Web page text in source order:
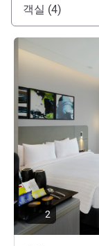
leisure.
Welcoming,
very heart of
points in great
hygiene &
standard on
Amit GERA 호텔
객실 (4)
세부 정보 보기
2